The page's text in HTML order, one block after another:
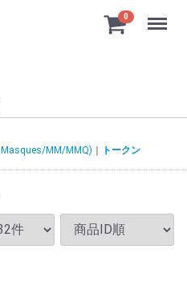
0 Menu
MM/MMQ)
トークン